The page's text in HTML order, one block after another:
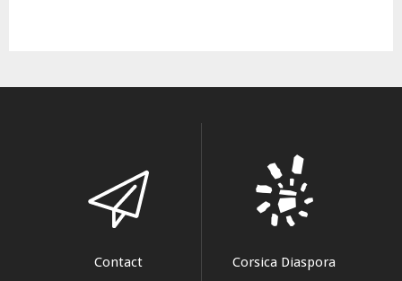
Contact Corsica Diaspora